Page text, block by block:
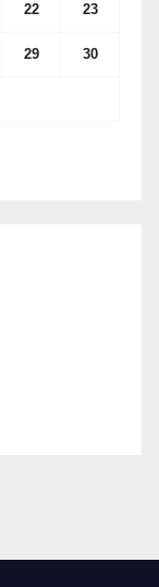
22 23
29 30